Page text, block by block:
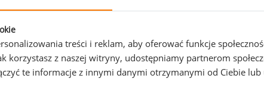
treści i reklam, aby oferować funkcje
korzystasz z naszej witryny, udostępniamy partnerom
te informacje z innymi danymi otrzymanymi od Ciebie